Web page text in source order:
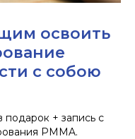
освоить
с собою
подарок + запись с
PMMA.